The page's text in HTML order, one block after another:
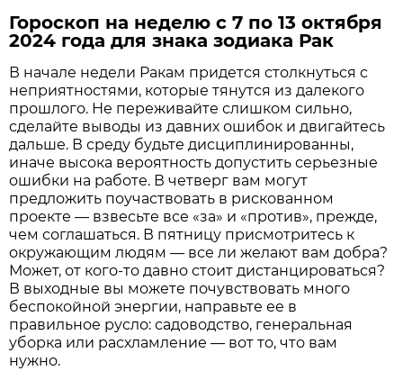
Гороскоп на неделю с 7 по 13 октября
2024 года для знака зодиака Рак
В начале недели Ракам придется столкнуться с
неприятностями, которые тянутся из далекого
прошлого. Не переживайте слишком сильно,
сделайте выводы из давних ошибок и двигайтесь
дальше. В среду будьте дисциплинированны,
иначе высока вероятность допустить серьезные
ошибки на работе. В четверг вам могут
предложить поучаствовать в рискованном
проекте — взвесьте все «за» и «против», прежде,
чем соглашаться. В пятницу присмотритесь к
окружающим людям — все ли желают вам добра?
Может, от кого-то давно стоит дистанцироваться?
В выходные вы можете почувствовать много
беспокойной энергии, направьте ее в
правильное русло: садоводство, генеральная
уборка или расхламление — вот то, что вам
нужно.